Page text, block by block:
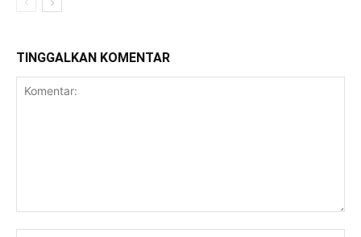
TINGGALKAN KOMENTAR